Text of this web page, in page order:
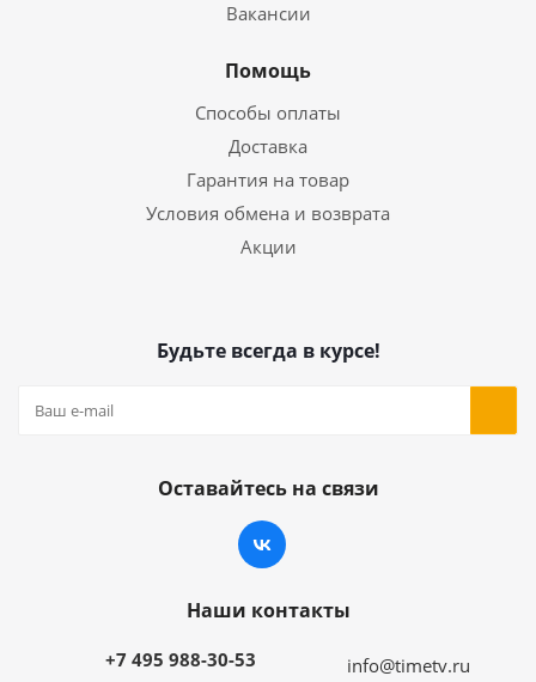
Вакансии
Помощь
Способы оплаты
Доставка
Гарантия на товар
Условия обмена и возврата
Акции
Будьте всегда в курсе!
Оставайтесь на связи
Наши контакты
+7 495 988-30-53 info@timetv.ru